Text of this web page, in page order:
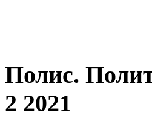
Полис.
2 2021